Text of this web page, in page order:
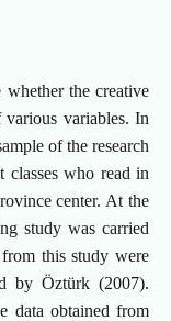
the creative
variables. In
of the research
classes who read in
center. At the
study was carried
this study were
by Öztürk (2007).
data obtained from